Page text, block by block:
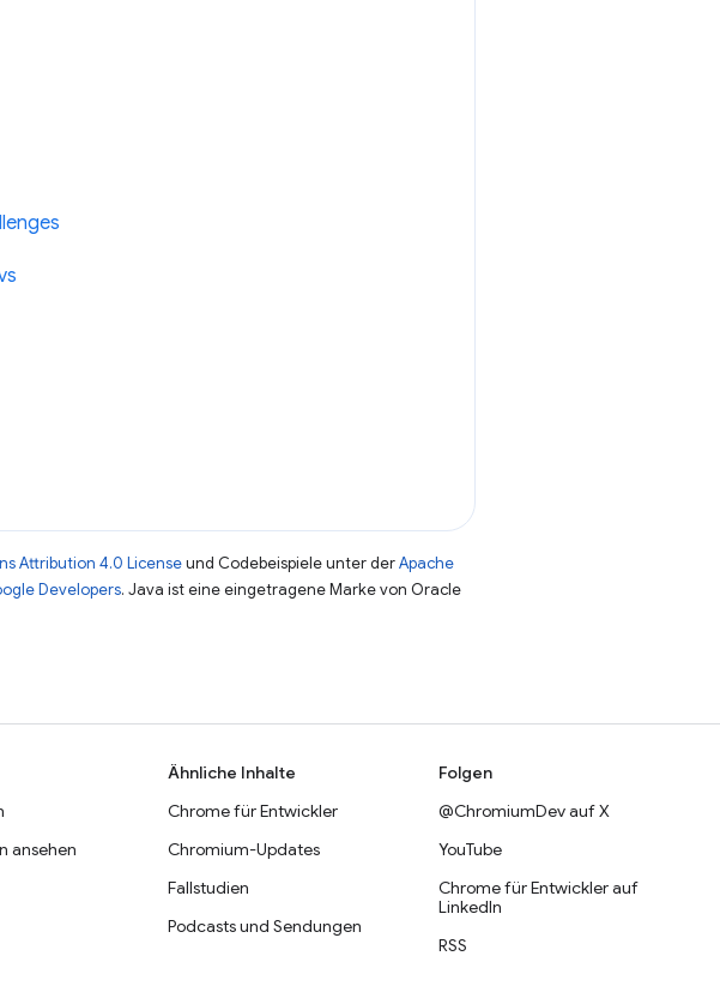
Attribution 4.0 Licenseund Codebeispiele unter derApache
Developers. Java ist eine eingetragene Marke von Oracle
ansehen
Ähnliche Inhalte
Chrome für Entwickler
Chromium-Updates
Fallstudien
Podcasts und Sendungen
Folgen
@ChromiumDev auf X
YouTube
Chrome für Entwickler auf
LinkedIn
RSS